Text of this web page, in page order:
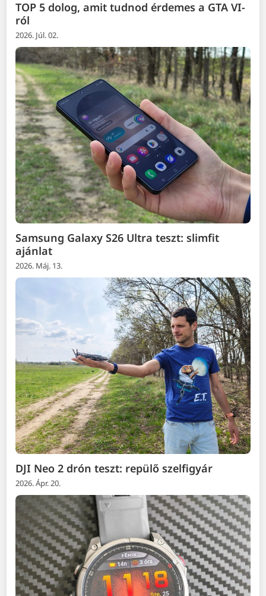
TOP 5 dolog, amit tudnod érdemes a GTA VI-
ról
2026. Júl. 02.
Samsung Galaxy S26 Ultra teszt: slimfit
ajánlat
2026. Máj. 13.
DJI Neo 2 drón teszt: repülő szelfigyár
2026. Ápr. 20.